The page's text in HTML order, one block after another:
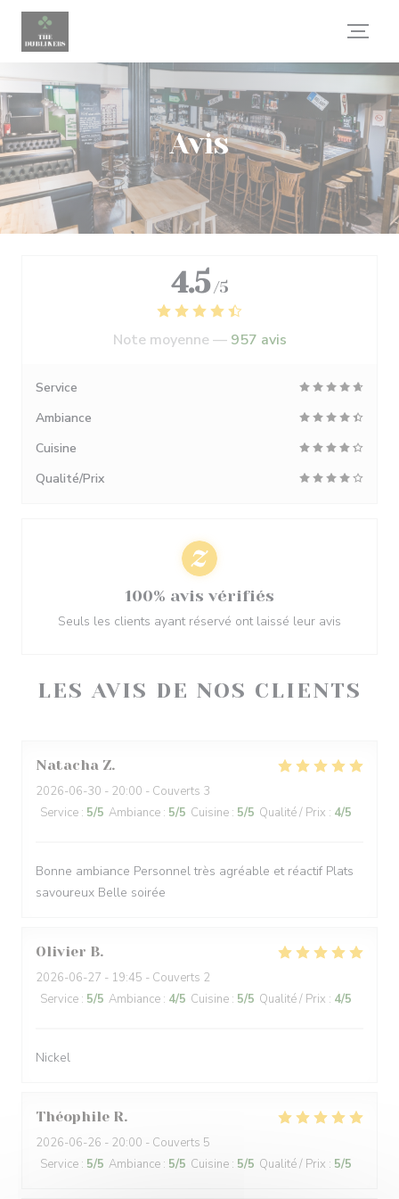
Personnalisation de vos choix en matière de cookies
Avis
LES AVIS DE NOS CLIENTS
Natacha Z
2026-06-30 - 20:00 - Couverts 3
Service : 5/5 Ambiance : 5/5 Cuisine : 5/5 Qualité / Prix : 4/5
Bonne ambiance Personnel très agréable et réactif Plats
savoureux Belle soirée
Olivier B
2026-06-27 - 19:45 - Couverts 2
Service : 5/5 Ambiance : 4/5 Cuisine : 5/5 Qualité / Prix : 4/5
Nickel
Théophile R
2026-06-26 - 20:00 - Couverts 5
Service : 5/5 Ambiance : 5/5 Cuisine : 5/5 Qualité / Prix : 5/5
4.5 /5
Note moyenne — 957 avis
Service
Ambiance
Cuisine
Qualité/Prix
100% avis vérifiés
Seuls les clients ayant réservé ont laissé leur avis